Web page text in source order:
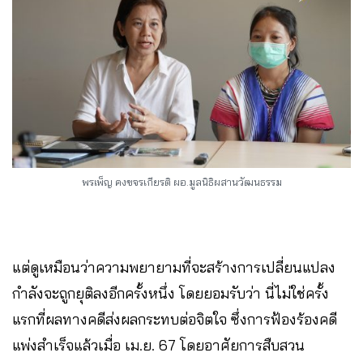
พรเพ็ญ คงขจรเกียรติ ผอ.มูลนิธิผสานวัฒนธรรม
แต่ดูเหมือนว่าความพยายามที่จะสร้างการเปลี่ยนแปลง
กำลังจะถูกยุติลงอีกครั้งหนึ่ง โดยยอมรับว่า นี่ไม่ใช่ครั้ง
แรกที่ผลทางคดีส่งผลกระทบต่อจิตใจ ซึ่งการฟ้องร้องคดี
แพ่งสำเร็จแล้วเมื่อ เม.ย. 67 โดยอาศัยการสืบสวน